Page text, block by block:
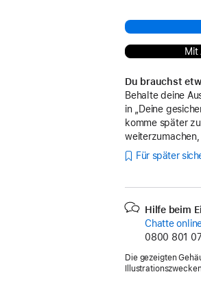
Mit
Du brauchst
Behalte deine
in „Deine
komme später
Für später
Hilfe beim
Chatte
0800 801
Die gezeigten